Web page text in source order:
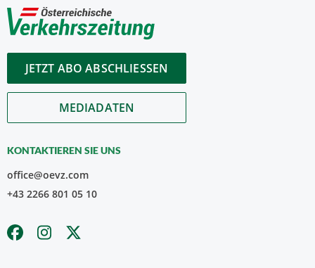
JETZT ABO ABSCHLIESSEN
MEDIADATEN
KONTAKTIEREN SIE UNS
office@oevz.com
+43 2266 801 05 10